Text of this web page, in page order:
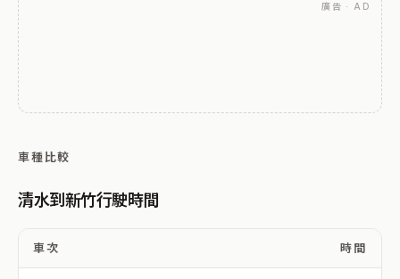
廣告 · AD
車種比較
清水到新竹行駛時間
車次 時間